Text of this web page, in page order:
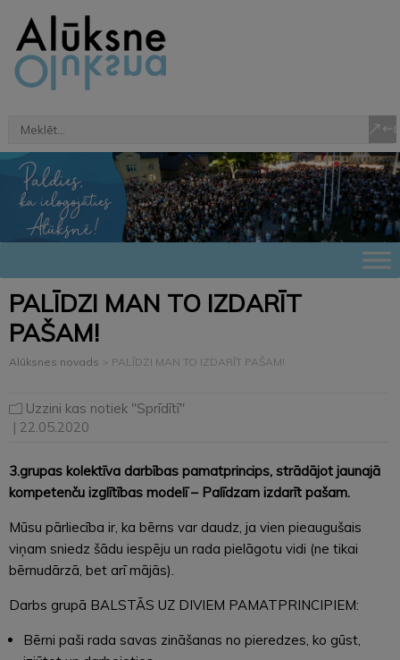
PALĪDZI MAN TO IZDARĪT
PAŠAM!
Alūksnes novads > PALĪDZI MAN TO IZDARĪT PAŠAM!
Uzzini kas notiek "Sprīdītī"
| 22.05.2020
3.grupas kolektīva darbības pamatprincips, strādājot jaunajā
kompetenču izglītības modelī – Palīdzam izdarīt pašam.
Mūsu pārliecība ir, ka bērns var daudz, ja vien pieaugušais
viņam sniedz šādu iespēju un rada pielāgotu vidi (ne tikai
bērnudārzā, bet arī mājās).
Darbs grupā BALSTĀS UZ DIVIEM PAMATPRINCIPIEM:
Bērni paši rada savas zināšanas no pieredzes, ko gūst,